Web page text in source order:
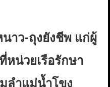
าว-ถุงยังชีพ แก่ผู้
น่วยเรือรักษา
ลำแม่น้ำโขง